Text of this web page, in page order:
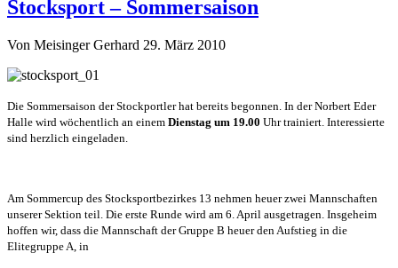
Stocksport – Sommersaison
Von Meisinger Gerhard 29. März 2010
Die Sommersaison der Stockportler hat bereits begonnen. In der Norbert Eder
Halle wird wöchentlich an einem Dienstag um 19.00 Uhr trainiert. Interessierte
sind herzlich eingeladen.
Am Sommercup des Stocksportbezirkes 13 nehmen heuer zwei Mannschaften
unserer Sektion teil. Die erste Runde wird am 6. April ausgetragen. Insgeheim
hoffen wir, dass die Mannschaft der Gruppe B heuer den Aufstieg in die
Elitegruppe A, in